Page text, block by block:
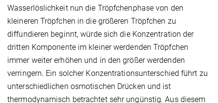
Wasserlöslichkeit nun die Tröpfchenphase von den
kleineren Tröpfchen in die größeren Tröpfchen zu
diffundieren beginnt, würde sich die Konzentration der
dritten Komponente im kleiner werdenden Tröpfchen
immer weiter erhöhen und in den größer werdenden
verringern. Ein solcher Konzentrationsunterschied führt zu
unterschiedlichen osmotischen Drücken und ist
thermodynamisch betrachtet sehr ungünstig. Aus diesem